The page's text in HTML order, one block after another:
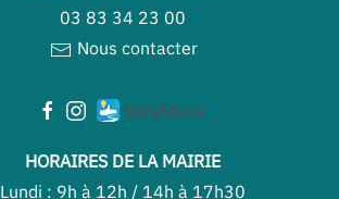
03 83 34 23 00
Nous contacter
HORAIRES DE LA MAIRIE
Lundi : 9h à 12h / 14h à 17h30